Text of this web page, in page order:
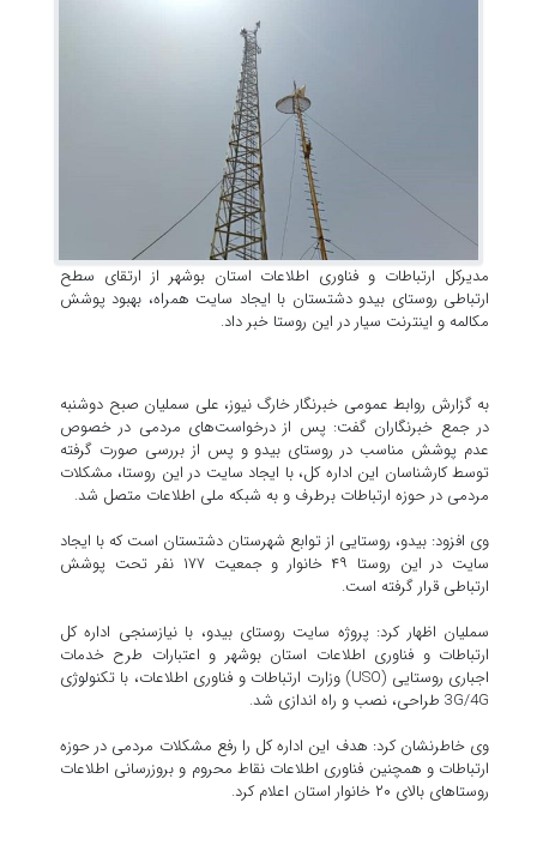
مدیرکل ارتباطات و فناوری اطلاعات استان بوشهر از ارتقای سطح
ارتباطی روستای بیدو دشتستان با ایجاد سایت همراه، بهبود پوشش
مکالمه و اینترنت سیار در این روستا خبر داد.
به گزارش روابط عمومی خبرنگار خارگ نیوز، علی سملیان صبح دوشنبه
در جمع خبرنگاران گفت: پس از درخواست‌های مردمی در خصوص
عدم پوشش مناسب در روستای بیدو و پس از بررسی صورت گرفته
توسط کارشناسان این اداره کل، با ایجاد سایت در این روستا، مشکلات
مردمی در حوزه ارتباطات برطرف و به شبکه ملی اطلاعات متصل شد.
وی افزود: بیدو، روستایی از توابع شهرستان دشتستان است که با ایجاد
سایت در این روستا ۴۹ خانوار و جمعیت ۱۷۷ نفر تحت پوشش
ارتباطی قرار گرفته است.
سملیان اظهار کرد: پروژه سایت روستای بیدو، با نیازسنجی اداره کل
ارتباطات و فناوری اطلاعات استان بوشهر و اعتبارات طرح خدمات
اجباری روستایی (USO) وزارت ارتباطات و فناوری اطلاعات، با تکنولوژی
3G/4G طراحی، نصب و راه اندازی شد.
وی خاطرنشان کرد: هدف این اداره کل را رفع مشکلات مردمی در حوزه
ارتباطات و همچنین فناوری اطلاعات نقاط محروم و بروزرسانی اطلاعات
روستاهای بالای ۲۰ خانوار استان اعلام کرد.